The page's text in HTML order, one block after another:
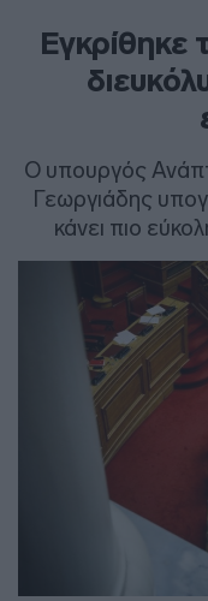
Εγκρίθηκε
Ο υπουργός
Γεωργιάδης
κάνει πιο